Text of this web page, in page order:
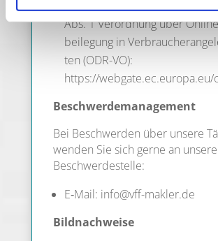
Online-Streit­bei­le­gung gemäß
Abs. 1 Ver­ord­nung über
bei­le­gung in
ten (ODR-VO):
https://webgate.ec.europa.eu/
Beschwer­de­ma­nage­ment
Bei Beschwer­den über unse­re
wen­den Sie sich ger­ne an unse­re
Beschwerdestelle:
E‑Mail: info@vff-makler.de
Bild­nach­wei­se